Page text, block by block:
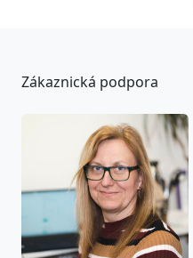
Zákaznická podpora